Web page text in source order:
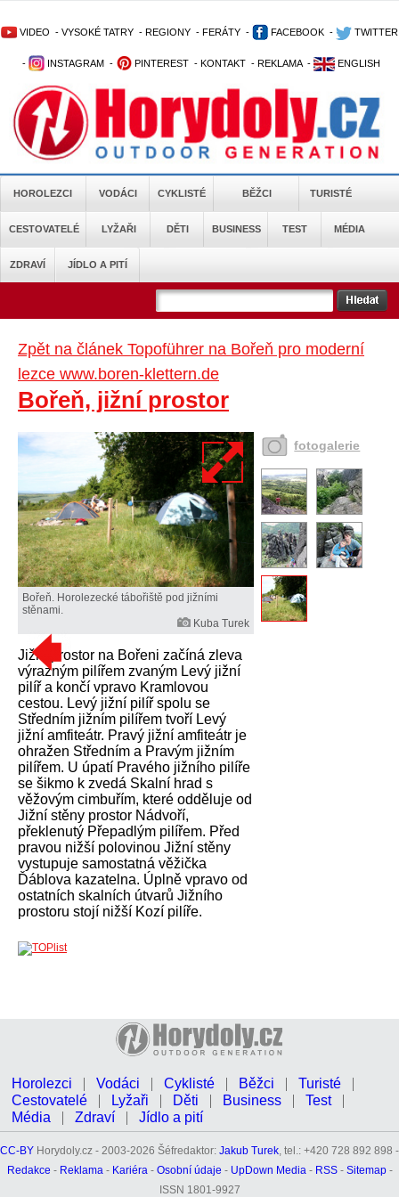
VIDEO - VYSOKÉ TATRY - REGIONY - FERÁTY - FACEBOOK - TWITTER
- INSTAGRAM - PINTEREST - KONTAKT - REKLAMA - ENGLISH
HOROLEZCI VODÁCI CYKLISTÉ BĚŽCI TURISTÉ
CESTOVATELÉ LYŽAŘI DĚTI BUSINESS TEST MÉDIA
ZDRAVÍ JÍDLO A PITÍ
Zpět na článek Topoführer na Bořeň pro moderní
lezce www.boren-klettern.de
Bořeň, jižní prostor
Bořeň. Horolezecké tábořiště pod jižními
stěnami.
Kuba Turek
Jižní prostor na Bořeni začíná zleva
výrazným pilířem zvaným Levý jižní
pilíř a končí vpravo Kramlovou
cestou. Levý jižní pilíř spolu se
Středním jižním pilířem tvoří Levý
jižní amfiteátr. Pravý jižní amfiteátr je
ohražen Středním a Pravým jižním
pilířem. U úpatí Pravého jižního pilíře
se šikmo k zvedá Skalní hrad s
věžovým cimbuřím, které odděluje od
Jižní stěny prostor Nádvoří,
překlenutý Přepadlým pilířem. Před
pravou nižší polovinou Jižní stěny
vystupuje samostatná věžička
Ďáblova kazatelna. Úplně vpravo od
ostatních skalních útvarů Jižního
prostoru stojí nižší Kozí pilíře.
fotogalerie
Horolezci Vodáci Cyklisté Běžci
Turisté
Cestovatelé
Lyžaři Děti Business
Test
Média
Zdraví Jídlo a pití
CC-BY Horydoly.cz - 2003-2026 Šéfredaktor: Jakub Turek , tel.: +420 728 892 898 -
Redakce - Reklama - Kariéra - Osobní údaje - UpDown Media - RSS- Sitemap-
ISSN 1801-9927